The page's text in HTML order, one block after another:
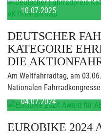
10.07.2025
DEUTSCHER
KATEGORIE
DIE
Am Weltfahrradtag, am
Nationalen
04.07.2024
EUROBIKE 2024